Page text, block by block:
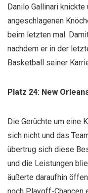
Danilo Gallinari
angeschlagenen
beim letzten mal.
nachdem er in der
Basketball seiner
Platz 24: New
Die Gerüchte um eine
sich nicht und das
übertrug sich diese
und die Leistungen
äußerte daraufhin